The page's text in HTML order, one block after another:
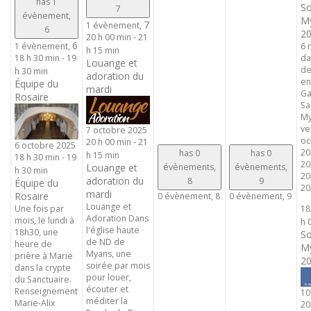
évènement,
6
1 évènement, 6
18 h 30 min - 19
h 30 min
Équipe du
Rosaire
6 octobre 2025
18 h 30 min - 19
h 30 min
Équipe du
Rosaire
Une fois par
mois, le lundi à
18h30, une
heure de
prière à Marie
dans la crypte
du Sanctuaire.
Renseignement
Marie-Alix
7
1 évènement, 7
20 h 00 min -21
h 15 min
Louange et
adoration du
mardi
7 octobre 2025
20 h 00 min -21
h 15 min
Louange et
adoration du
mardi
Louange et
Adoration Dans
l'église haute
de ND de
Myans, une
soirée par mois
pour louer,
écouter et
méditer la
has 0
évènements,
8
0 évènement, 8
has 0
évènements,
9
0 évènement, 9
6
h